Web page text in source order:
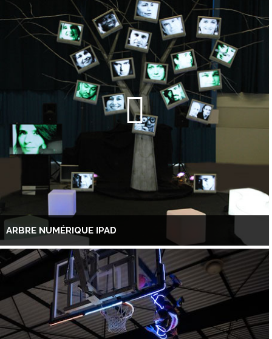
ARBRE NUMÉRIQUE IPAD